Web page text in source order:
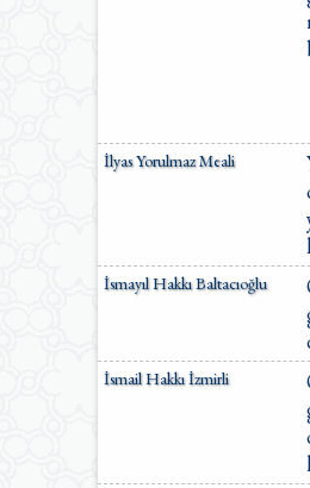
İlyas Yorulmaz Meali
İsmayıl Hakkı Baltacıoğlu
İsmail Hakkı İzmirli